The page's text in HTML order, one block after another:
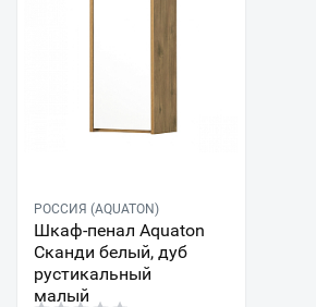
РОССИЯ (AQUATON)
Шкаф-пенал Aquaton
Сканди белый, дуб
рустикальный
малый